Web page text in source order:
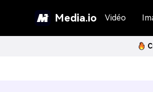
Media.io Vidéo